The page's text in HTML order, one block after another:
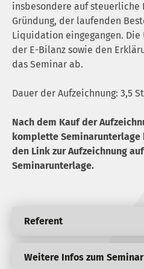
insbesondere auf
Gründung, der laufenden
Liquidation eingegangen. Die
der E-Bilanz sowie den
das Seminar ab.
Dauer der Aufzeichnung: 3,5
Nach dem Kauf der
komplette
den Link zur Aufzeichnung
Seminarunterlage.
Referent
Weitere Infos zum Seminar